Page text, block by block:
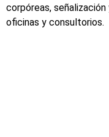
corpóreas,
oficinas y consultorios.